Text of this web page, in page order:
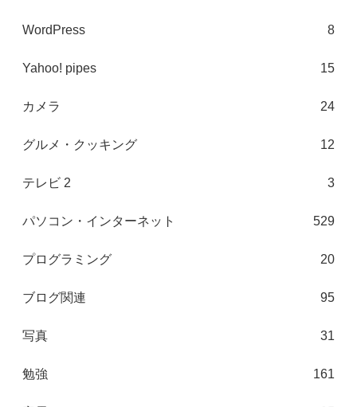
WordPress 8
Yahoo! pipes 15
カメラ 24
グルメ・クッキング 12
テレビ 2 3
パソコン・インターネット 529
プログラミング 20
ブログ関連 95
写真 31
勉強 161